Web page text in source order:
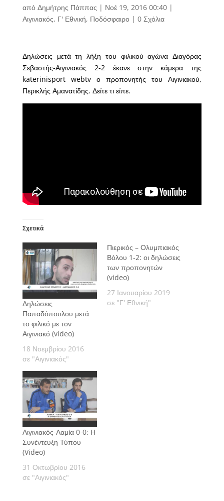
από Δημήτρης Πάππας | Νοέ 19, 2016 00:40|
Αιγινιακός, Γ' Εθνική, Ποδόσφαιρο| 0 Σχόλια
Δηλώσεις μετά τη λήξη του φιλικού αγώνα Διαγόρας
Σεβαστής-Αιγινιακός 2-2 έκανε στην κάμερα της
katerinisport webtv ο προπονητής του Αιγινιακού,
Περικλής Αμανατίδης. Δείτε τι είπε.
Σχετικά
Δηλώσεις
Παπαδόπουλου μετά
το φιλικό με τον
Αιγινιακό (video)
18 Νοεμβρίου 2016
σε "Αιγινιακός"
Πιερικός – Ολυμπιακός
Βόλου 1-2: οι δηλώσεις
των προπονητών
(video)
27 Ιανουαρίου 2019
σε "Γ' Εθνική"
Αιγινιακός-Λαμία 0-0: Η
Συνέντευξη Τύπου
(Video)
31 Οκτωβρίου 2016
σε "Αιγινιακός"